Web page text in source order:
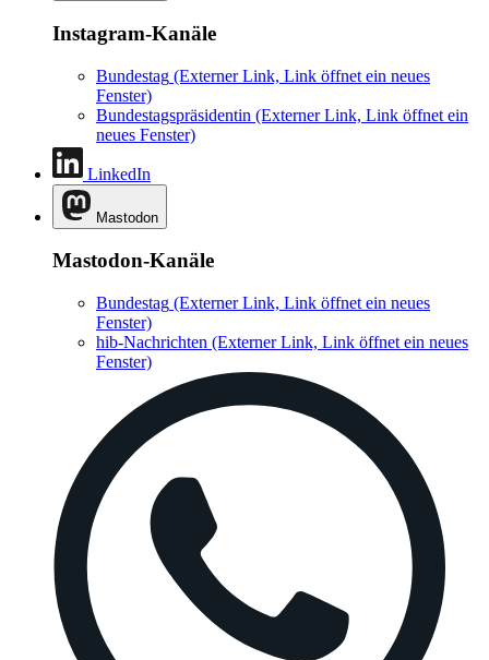
Instagram-Kanäle
Bundestag (Externer Link, Link öffnet ein neues
Fenster)
Bundestagspräsidentin (Externer Link, Link öffnet ein
neues Fenster)
LinkedIn
Mastodon
Mastodon-Kanäle
Bundestag (Externer Link, Link öffnet ein neues
Fenster)
hib-Nachrichten (Externer Link, Link öffnet ein neues
Fenster)